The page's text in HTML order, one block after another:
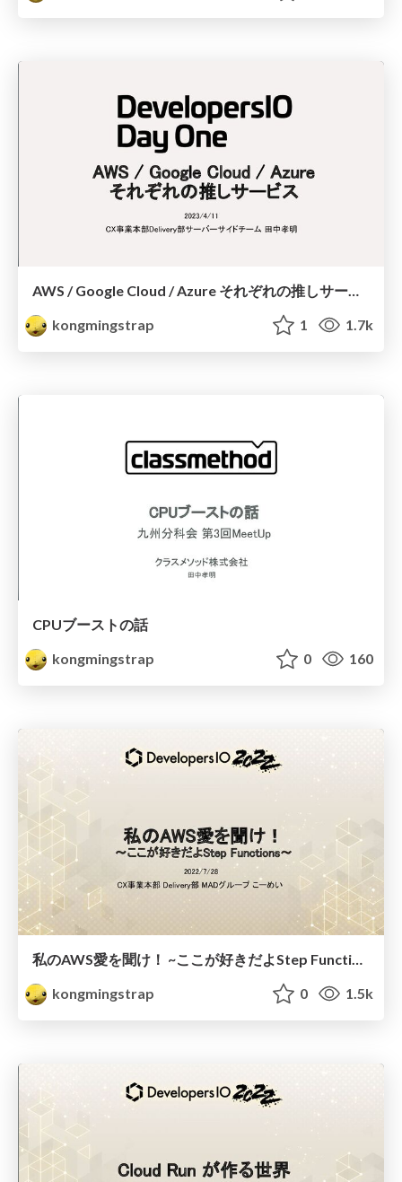
AWS / Google Cloud / Azure それぞれの推しサービス.pdf
kongmingstrap
1 1.7k
CPUブーストの話
kongmingstrap
0 160
kongmingstrap
0 1.5k